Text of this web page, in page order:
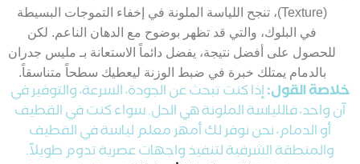
(Texture)، تنجح اللياسة الملونة في إخفاء التموجات البسيطة
في البلوك، والتي قد تظهر بوضوح مع الدهان الناعم. لكن
للحصول على أفضل نتيجة، يفضل دائماً الاستعانة بـ مليس جدران
بالدمام يمتلك خبرة في ضبط الوزنة ليعطيك سطحاً متناسقاً.
خلاصة القول:إذا كنت تبحث عن الجودة، السرعة، والتوفير في
آن واحد، فاللياسة الملونة هي الحل. سواء كنت في القطيف
أو الدمام، نحن نوفر لك أمهر معلم لياسة في القطيف
والمنطقة الشرقية لتنفيذ واجهات عصرية تدوم طويلاً.